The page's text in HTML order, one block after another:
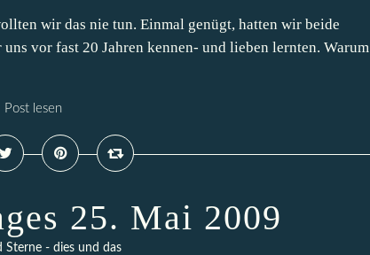
wir das nie tun. Einmal genügt, hatten wir beide
vor fast 20 Jahren kennen- und lieben lernten. Warum
Post lesen
25. Mai 2009
Sterne - dies und das